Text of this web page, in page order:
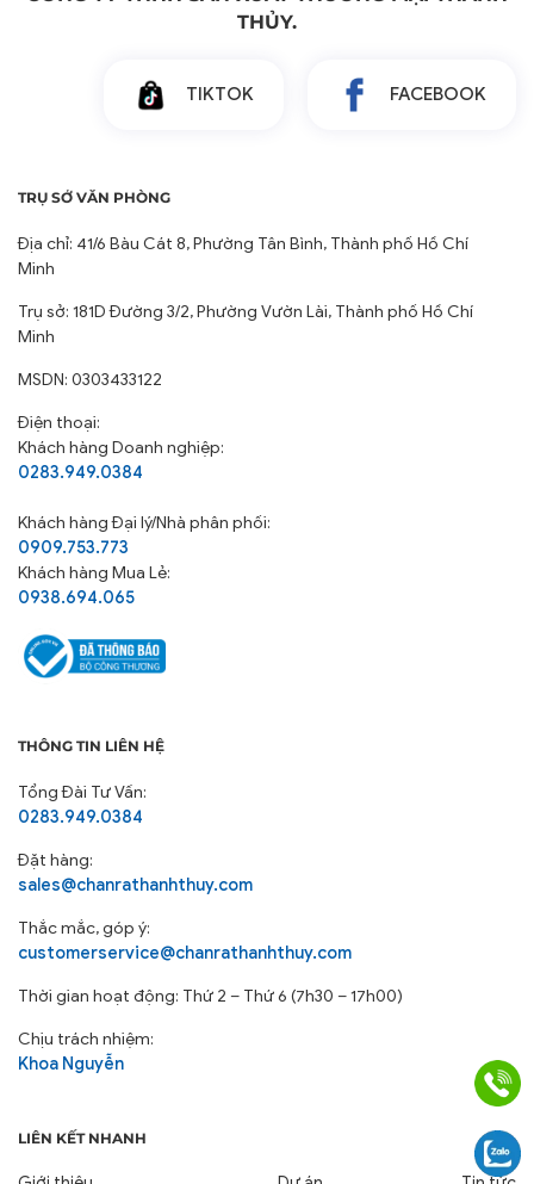
THỦY.
TIKTOK FACEBOOK
TRỤ SỞ VĂN PHÒNG
Địa chỉ: 41/6 Bàu Cát 8, Phường Tân Bình, Thành phố Hồ Chí
Minh
Trụ sở: 181D Đường 3/2, Phường Vườn Lài, Thành phố Hồ Chí
Minh
MSDN: 0303433122
Điện thoại:
Khách hàng Doanh nghiệp:
0283.949.0384
Khách hàngĐại lý/Nhà phân phối:
0909.753.773
Khách hàng Mua Lẻ:
0938.694.065
THÔNG TIN LIÊN HỆ
Tổng Đài Tư Vấn:
0283.949.0384
Đặt hàng:
sales@chanrathanhthuy.com
Thắc mắc, góp ý:
customerservice@chanrathanhthuy.com
Thời gian hoạt động: Thứ 2 – Thứ 6 (7h30 – 17h00)
Chịu trách nhiệm:
Khoa Nguyễn
LIÊN KẾT NHANH